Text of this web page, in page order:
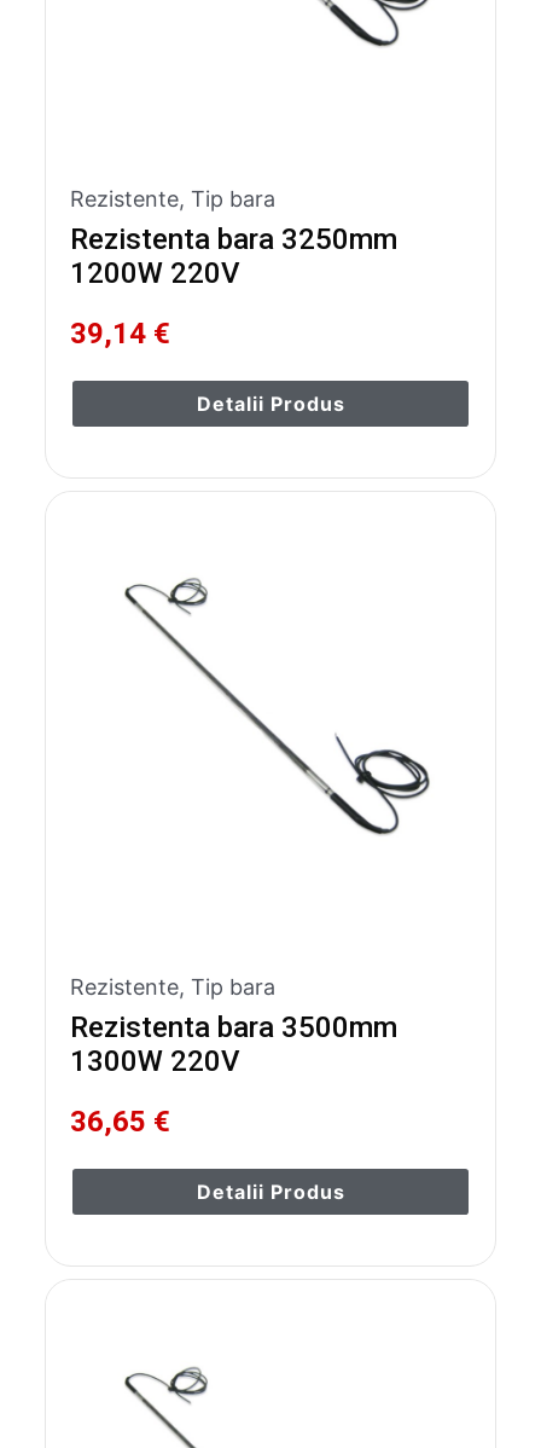
Rezistente,Tip bara
Rezistenta bara 3250mm
1200W 220V
39,14 €
Detalii Produs
Rezistente,Tip bara
Rezistenta bara 3500mm
1300W 220V
36,65 €
Detalii Produs